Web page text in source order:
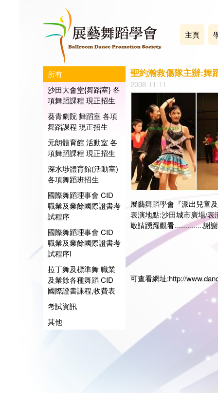
主頁
所有
沙田大會堂{舞蹈室} 各
項舞蹈課程 現正招生
葵青劇院 舞蹈室 各項
舞蹈課程 現正招生
元朗體育館 活動室 各
項舞蹈課程 現正招生
深水埗體育館(活動室)
各項舞蹈班招生
國際舞蹈理事會 CID
職業及業餘國際證書考
試程序
國際舞蹈理事會 CID
職業及業餘國際證書考
試程序I
拉丁舞及標準舞 職業
及業餘各種舞蹈 CID
國際證書課程,收費表
考試資訊
其他
聖約瀚救傷隊主辦:舞
2008-11-11
展藝舞蹈學會『派出兒童
表演地點:沙田城市廣場/表
敬請踴躍觀看...............
展藝
會長:
日期
可查看網址:http://